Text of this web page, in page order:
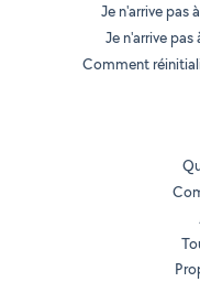
Je n'arrive pas
Je n'arrive
Comment